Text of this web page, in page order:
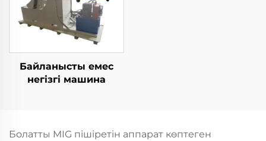
Байланысты емес
негізгі машина
Болатты MIG пішіретін аппарат көптеген